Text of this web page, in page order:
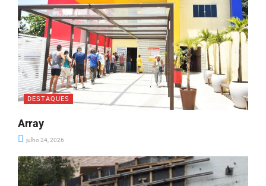
DESTAQUES
Array
julho 24, 2026